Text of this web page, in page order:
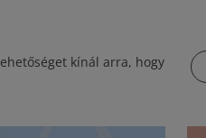
kínál arra, hogy